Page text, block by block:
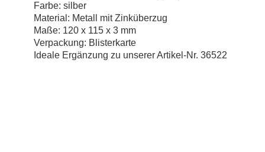
Farbe: silber
Material: Metall mit Zinküberzug
Maße: 120 x 115 x 3 mm
Verpackung: Blisterkarte
Ideale Ergänzung zu unserer Artikel-Nr. 36522